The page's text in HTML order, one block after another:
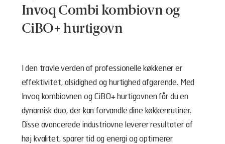
Invoq Combi kombiovn og
CiBO+ hurtigovn
I den travle verden af professionelle køkkener er
effektivitet, alsidighed og hurtighed afgørende. Med
Invoq kombiovnen og CiBO+ hurtigovnen får du en
dynamisk duo, der kan forvandle dine køkkenrutiner.
Disse avancerede industriovne leverer resultater af
høj kvalitet, sparer tid og energi og optimerer